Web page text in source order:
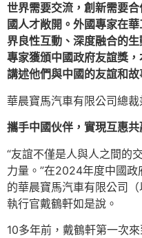
世界需要交流，創新需要
國人才敞開。外國專家在
界良性互動、深度融合的
專家獲頒中國政府友誼獎
講述他們與中國的友誼和故
華晨寶馬汽車有限公司總
攜手中國伙伴，實現互惠共
“友誼不僅是人與人之間的
力量。”在2024年度中國
的華晨寶馬汽車有限公司
執行官戴鶴軒如是說。
10多年前，戴鶴軒第一次